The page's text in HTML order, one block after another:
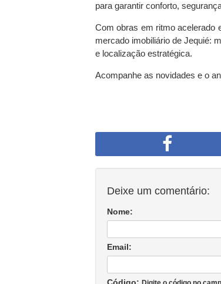
para garantir conforto,
Com obras em ritmo acelerado
mercado imobiliário de Jequié:
e localização estratégica.
Acompanhe as novidades e o
Deixe um comentário:
Nome:
Email: